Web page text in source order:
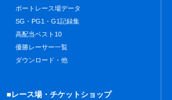
ボートレース場データ
SG・PG1・G1記録集
高配当ベスト10
優勝レーサー一覧
ダウンロード・他
■レース場・チケットショップ